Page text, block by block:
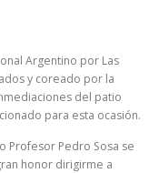
Argentino por Las
y coreado por la
del patio
para esta ocasión.
Profesor Pedro Sosa se
honor dirigirme a